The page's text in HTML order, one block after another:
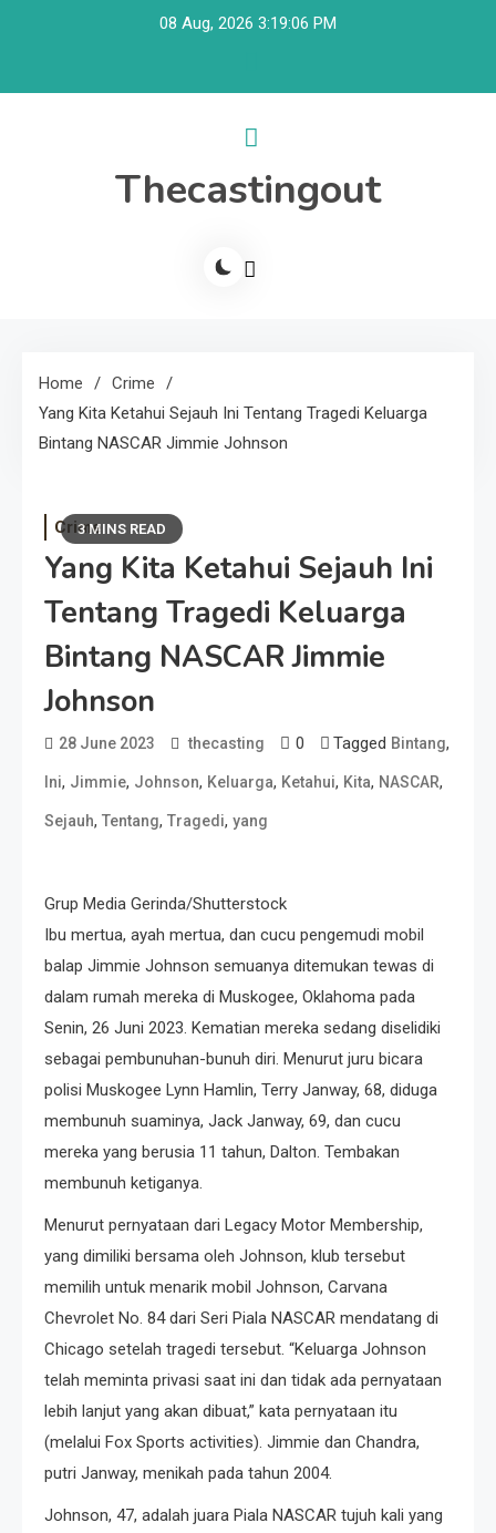
08 Aug, 2026 3:19:07 PM
Thecastingout
Home
Crime
Yang Kita Ketahui Sejauh Ini Tentang Tragedi Keluarga
Bintang NASCAR Jimmie Johnson
3 MINS READ
Crime
Yang Kita Ketahui Sejauh Ini
Tentang Tragedi Keluarga
Bintang NASCAR Jimmie
Johnson
28 June 2023 thecasting 0 Tagged Bintang,
Ini, Jimmie, Johnson, Keluarga, Ketahui, Kita, NASCAR,
Sejauh, Tentang, Tragedi, yang
Grup Media Gerinda/Shutterstock
Ibu mertua, ayah mertua, dan cucu pengemudi mobil
balap Jimmie Johnson semuanya ditemukan tewas di
dalam rumah mereka di Muskogee, Oklahoma pada
Senin, 26 Juni 2023. Kematian mereka sedang diselidiki
sebagai pembunuhan-bunuh diri. Menurut juru bicara
polisi Muskogee Lynn Hamlin, Terry Janway, 68, diduga
membunuh suaminya, Jack Janway, 69, dan cucu
mereka yang berusia 11 tahun, Dalton. Tembakan
membunuh ketiganya.
Menurut pernyataan dari Legacy Motor Membership,
yang dimiliki bersama oleh Johnson, klub tersebut
memilih untuk menarik mobil Johnson, Carvana
Chevrolet No. 84 dari Seri Piala NASCAR mendatang di
Chicago setelah tragedi tersebut. “Keluarga Johnson
telah meminta privasi saat ini dan tidak ada pernyataan
lebih lanjut yang akan dibuat,” kata pernyataan itu
(melalui Fox Sports activities). Jimmie dan Chandra,
putri Janway, menikah pada tahun 2004.
Johnson, 47, adalah juara Piala NASCAR tujuh kali yang